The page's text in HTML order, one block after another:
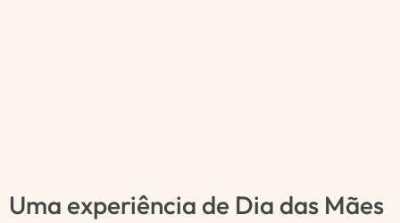
Uma experiência de Dia das Mães